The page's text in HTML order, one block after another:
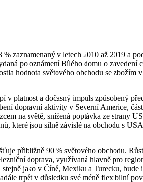
zaznamenaný v letech 2010 až 2019 a
po oznámení Bílého domu o zavedení
hodnota světového obchodu se zbožím
v platnost a dočasný impuls způsobený
dopravní aktivity v Severní Americe,
na světě, snížená poptávka ze strany
které jsou silně závislé na obchodu s
přibližně 90 % světového obchodu.
doprava, využívaná hlavně pro
jako v Číně, Mexiku a Turecku, bude
trpět v důsledku své méně flexibilní